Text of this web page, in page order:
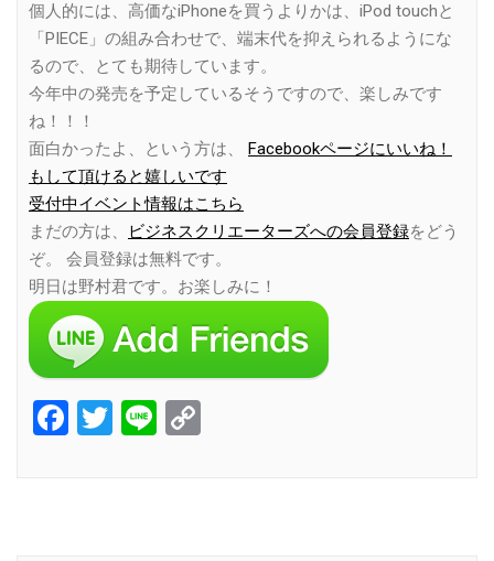
個人的には、高価なiPhoneを買うよりかは、iPod touchと
「PIECE」の組み合わせで、端末代を抑えられるようにな
るので、とても期待しています。
今年中の発売を予定しているそうですので、楽しみです
ね！！！
面白かったよ、という方は、 Facebookページにいいね！
もして頂けると嬉しいです
受付中イベント情報はこちら
まだの方は、
ビジネスクリエーターズへの会員登録をどう
ぞ。 会員登録は無料です。
明日は野村君です。お楽しみに！
Facebook
Twitter
Line